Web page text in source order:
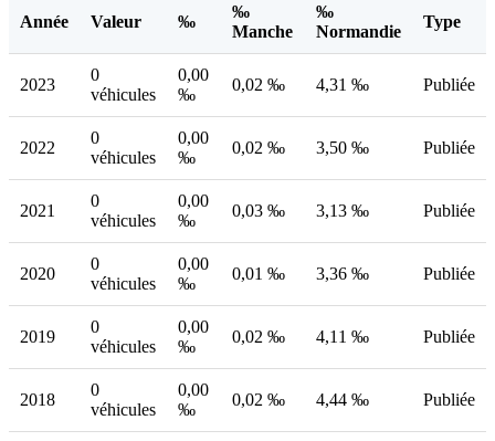
Année Valeur ‰
‰
Manche
‰
Normandie
Type
2023
0
véhicules
0,00
‰
0,02 ‰ 4,31 ‰ Publiée
2022
0
véhicules
0,00
‰
0,02 ‰ 3,50 ‰ Publiée
2021
0
véhicules
0,00
‰
0,03 ‰ 3,13 ‰ Publiée
2020
0
véhicules
0,00
‰
0,01 ‰ 3,36 ‰ Publiée
2019
0
véhicules
0,00
‰
0,02 ‰ 4,11 ‰ Publiée
2018
0
véhicules
0,00
‰
0,02 ‰ 4,44 ‰ Publiée